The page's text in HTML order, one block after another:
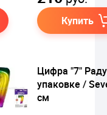
Купить
Цифра "7"
упаковке /
см